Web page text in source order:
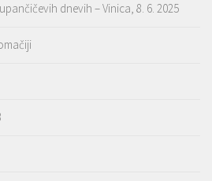
dnevih – Vinica, 8. 6. 2025